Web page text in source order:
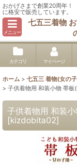
おかげさまで創業20周年！
に格安で販売しています。
メニュー
七五三着物
カテゴリ マイページ
ホーム > 七五三 着物(女の
> 子供着物用 和装小物 帯板(
子供着物用 和装小
[kizdobita02]